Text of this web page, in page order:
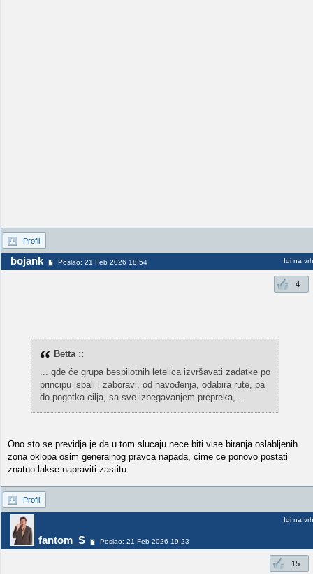
Profil
bojank Poslao: 21 Feb 2026 18:54 Idi na vrh
4
Betta ::
... gde će grupa bespilotnih letelica izvršavati zadatke po
principu ispali i zaboravi, od navođenja, odabira rute, pa
do pogotka cilja, sa sve izbegavanjem prepreka,...
Ono sto se previdja je da u tom slucaju nece biti vise biranja oslabljenih
zona oklopa osim generalnog pravca napada, cime ce ponovo postati
znatno lakse napraviti zastitu.
Profil
fantom_S Poslao: 21 Feb 2026 19:23
Idi na vrh
15